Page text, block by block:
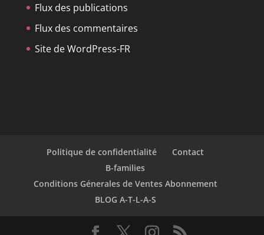
Flux des publications
Flux des commentaires
Site de WordPress-FR
Politique de confidentialité
Contact
B-families
Conditions Génerales de Ventes Abonnement
BLOG A-T-L-A-S